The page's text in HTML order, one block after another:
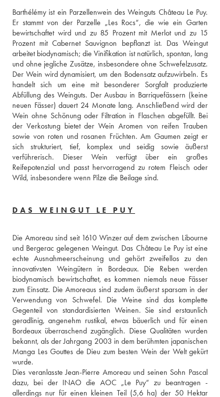
Barthélémy ist ein Parzellenwein des Weinguts Château Le Puy.
Er stammt von der Parzelle „Les Rocs“, die wie ein Garten
bewirtschaftet wird und zu 85 Prozent mit Merlot und zu 15
Prozent mit Cabernet Sauvignon bepflanzt ist. Das Weingut
arbeitet biodynamisch; die Vinifikation ist natürlich, spontan, lang
und ohne jegliche Zusätze, insbesondere ohne Schwefelzusatz.
Der Wein wird dynamisiert, um den Bodensatz aufzuwirbeln. Es
handelt sich um eine mit besonderer Sorgfalt produzierte
Abfüllung des Weinguts. Der Ausbau in Barriquefässern (keine
neuen Fässer) dauert 24 Monate lang. Anschließend wird der
Wein ohne Schönung oder Filtration in Flaschen abgefüllt. Bei
der Verkostung bietet der Wein Aromen von reifen Trauben
sowie von roten und rosanen Früchten. Am Gaumen zeigt er
sich strukturiert, tief, komplex und seidig sowie äußerst
verführerisch. Dieser Wein verfügt über ein großes
Reifepotenzial und passt hervorragend zu rotem Fleisch oder
Wild, insbesondere wenn Pilze die Beilage sind.
DAS WEINGUT LE PUY
Die Amoreau sind seit 1610 Winzer auf dem zwischen Libourne
und Bergerac gelegenen Weingut. Das Château Le Puy ist eine
echte Ausnahmeerscheinung und gehört zweifellos zu den
innovativsten Weingütern in Bordeaux. Die Reben werden
biodynamisch bewirtschaftet, es kommen niemals neue Fässer
zum Einsatz. Die Amoreaus sind zudem äußerst sparsam in der
Verwendung von Schwefel. Die Weine sind das komplette
Gegenteil von standardisierten Weinen. Sie sind erstaunlich
geradlinig, angenehm rustikal, etwas bäuerlich und für einen
Bordeaux überraschend zugänglich. Diese Qualitäten wurden
bekannt, als der Jahrgang 2003 in dem berühmten japanischen
Manga Les Gouttes de Dieu zum besten Wein der Welt gekürt
wurde.
Dies veranlasste Jean-Pierre Amoreau und seinen Sohn Pascal
dazu, bei der INAO die AOC „Le Puy“ zu beantragen -
allerdings nur für einen kleinen Teil (5,6 ha) der 50 Hektar